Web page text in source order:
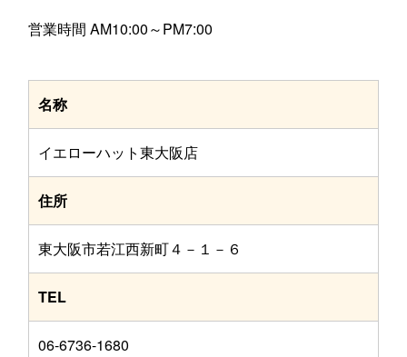
営業時間 AM10:00～PM7:00
名称
イエローハット東大阪店
住所
東大阪市若江西新町４－１－６
TEL
06-6736-1680